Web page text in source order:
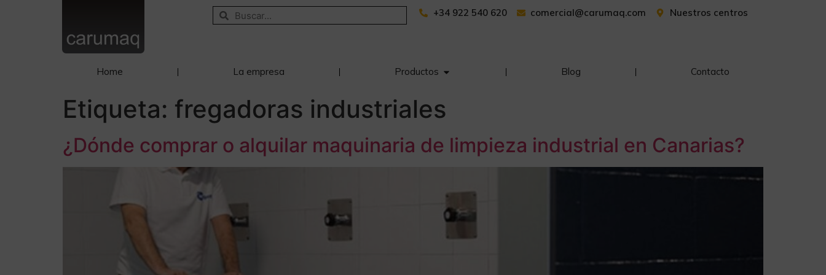
+34 922 540 620 comercial@carumaq.com Nuestros centros
Home La empresa Productos Blog Contacto
Etiqueta: fregadoras industriales
¿Dónde comprar o alquilar maquinaria de limpieza industrial en Canarias?